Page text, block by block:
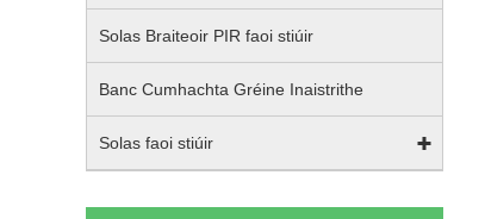
Solas Braiteoir PIR faoi stiúir
Banc Cumhachta Gréine Inaistrithe
Solas faoi stiúir